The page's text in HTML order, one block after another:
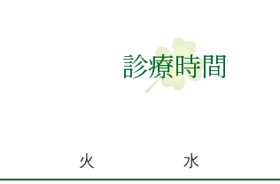
診療時間
火 水